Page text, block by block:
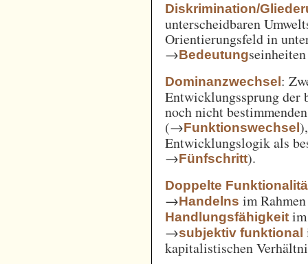
Diskrimination/
unterscheidbaren
Orientierungsfeld in
→Bedeutung
Dominanzwechsel:
Entwicklungssprung der
noch nicht
(→Funktionswechsel
Entwicklungslogik als
→Fünfschritt).
Doppelte
→Handelns im
Handlungsfähigkeit
→subjektiv funktional
kapitalistischen